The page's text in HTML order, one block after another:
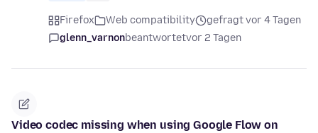
Firefox Web compatibility
gefragt vor 4 Tagen
glenn_varnonbeantwortetvor 2 Tagen
Video codec missing when using Google Flow on